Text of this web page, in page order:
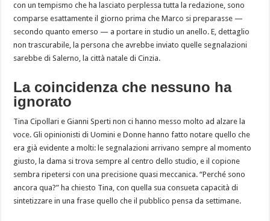
con un tempismo che ha lasciato perplessa tutta la redazione, sono
comparse esattamente il giorno prima che Marco si preparasse —
secondo quanto emerso — a portare in studio un anello. E, dettaglio
non trascurabile, la persona che avrebbe inviato quelle segnalazioni
sarebbe di Salerno, la città natale di Cinzia.
La coincidenza che nessuno ha
ignorato
Tina Cipollari e Gianni Sperti non ci hanno messo molto ad alzare la
voce. Gli opinionisti di Uomini e Donne hanno fatto notare quello che
era già evidente a molti: le segnalazioni arrivano sempre al momento
giusto, la dama si trova sempre al centro dello studio, e il copione
sembra ripetersi con una precisione quasi meccanica. “Perché sono
ancora qua?” ha chiesto Tina, con quella sua consueta capacità di
sintetizzare in una frase quello che il pubblico pensa da settimane.